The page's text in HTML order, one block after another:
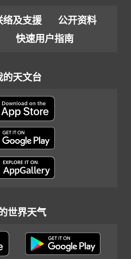
络及支援
公开资料
快速用户指南
的天文台
世界天气